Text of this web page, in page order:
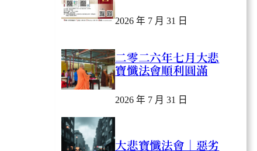
2026 年 7 月 31 日
二零二六年七月大悲
寶懺法會順利圓滿
2026 年 7 月 31 日
大悲寶懺法會｜惡劣